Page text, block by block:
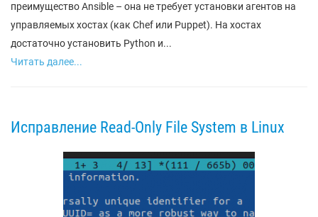
преимущество Ansible – она не требует установки агентов на
управляемых хостах (как Chef или Puppet). На хостах
достаточно установить Python и...
Читать далее...
Исправление Read-Only File System в Linux